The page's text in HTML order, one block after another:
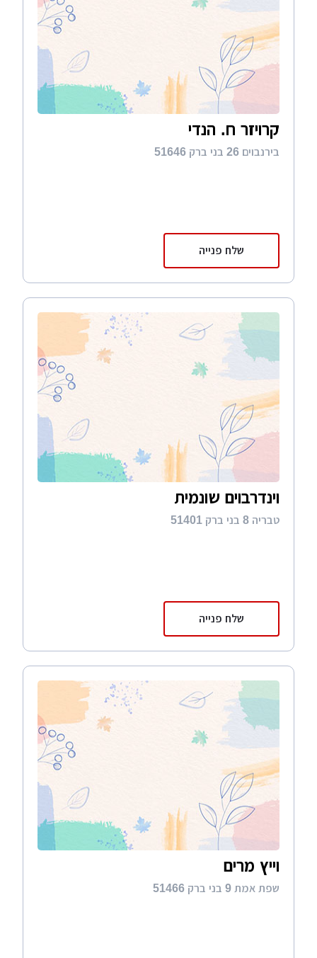
קרויזר ח. הנדי
בירנבוים 26 בני ברק 51646
שלח פנייה
וינדרבוים שונמית
טבריה 8 בני ברק 51401
שלח פנייה
וייץ מרים
שפת אמת 9 בני ברק 51466